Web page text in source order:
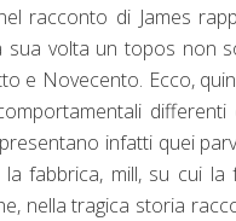
racconto di James
sua volta un topos non
e Novecento. Ecco,
infatti quei
fabbrica, mill, su cui
nella tragica storia